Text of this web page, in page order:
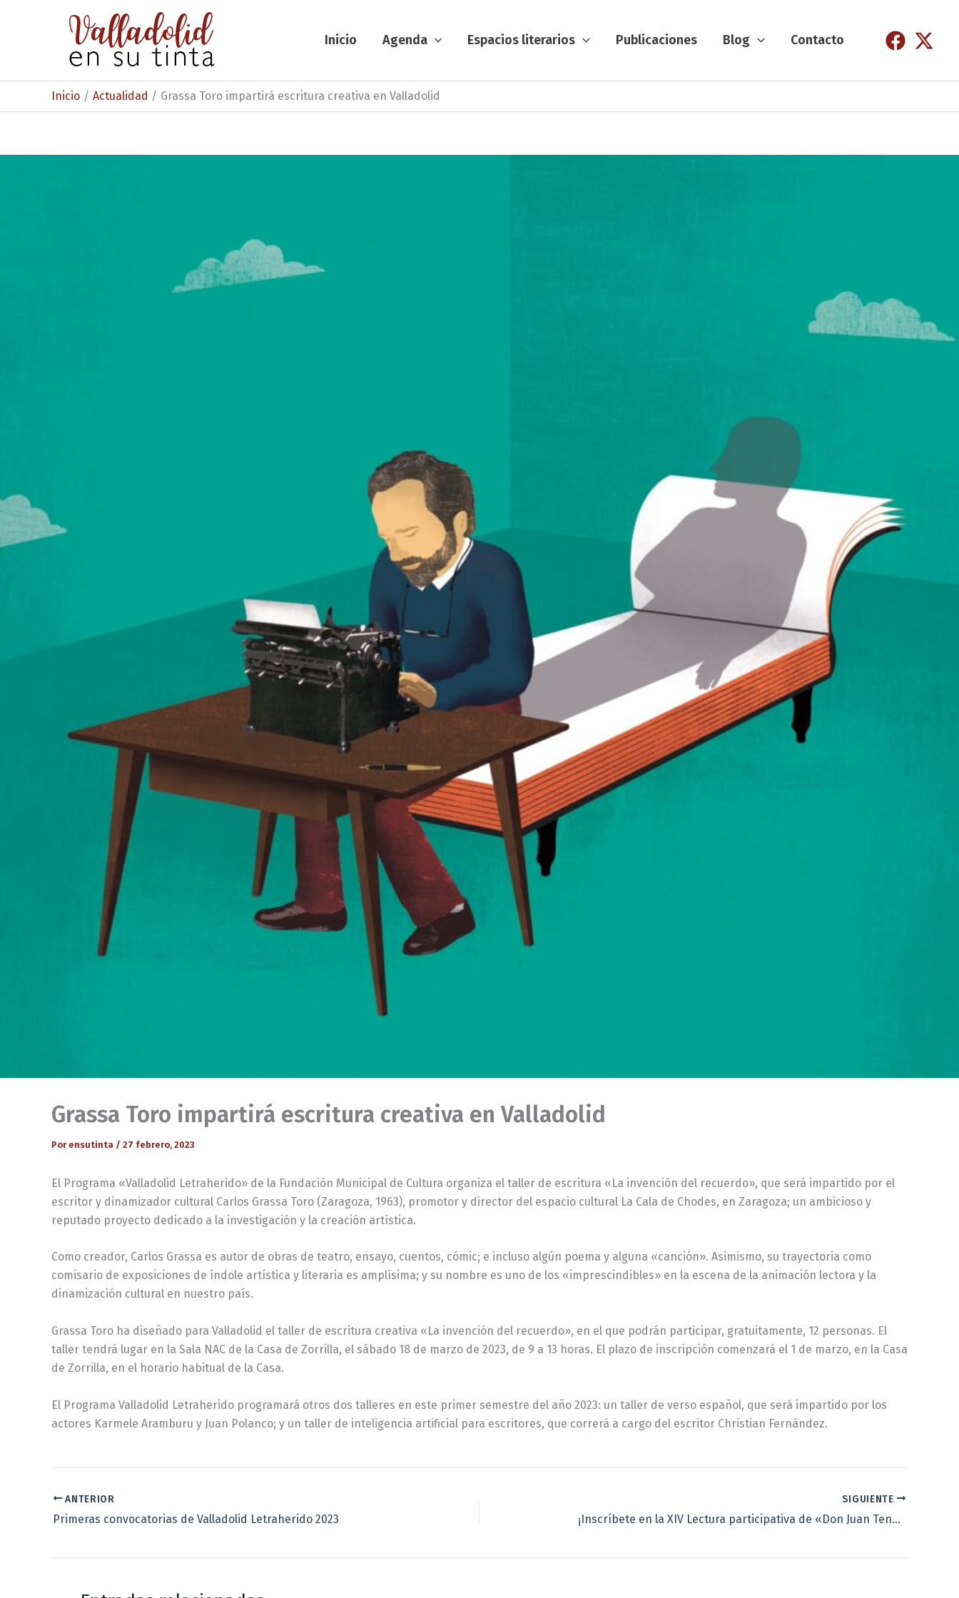
Inicio Agenda Espacios literarios Publicaciones Blog Contacto
Inicio Actualidad Grassa Toro impartirá escritura creativa en Valladolid
Grassa Toro impartirá escritura creativa en Valladolid
Por ensutinta / 27 febrero, 2023
El Programa «Valladolid Letraherido» de la Fundación Municipal de Cultura organiza el taller de escritura «La invención del recuerdo», que será impartido por el
escritor y dinamizador cultural Carlos Grassa Toro (Zaragoza, 1963), promotor y director del espacio cultural La Cala de Chodes, en Zaragoza; un ambicioso y
reputado proyecto dedicado a la investigación y la creación artística.
Como creador, Carlos Grassa es autor de obras de teatro, ensayo, cuentos, cómic; e incluso algún poema y alguna «canción». Asimismo, su trayectoria como
comisario de exposiciones de índole artística y literaria es amplísima; y su nombre es uno de los «imprescindibles» en la escena de la animación lectora y la
dinamización cultural en nuestro país.
Grassa Toro ha diseñado para Valladolid el taller de escritura creativa «La invención del recuerdo», en el que podrán participar, gratuitamente, 12 personas. El
taller tendrá lugar en la Sala NAC de la Casa de Zorrilla, el sábado 18 de marzo de 2023, de 9 a 13 horas. El plazo de inscripción comenzará el 1 de marzo, en la Casa
de Zorrilla, en el horario habitual de la Casa.
El Programa Valladolid Letraherido programará otros dos talleres en este primer semestre del año 2023: un taller de verso español, que será impartido por los
actores Karmele Aramburu y Juan Polanco; y un taller de inteligencia artificial para escritores, que correrá a cargo del escritor Christian Fernández.
ANTERIOR
Primeras convocatorias de Valladolid Letraherido 2023
SIGUIENTE
¡Inscríbete en la XIV Lectura participativa de «Don Juan Tenorio»!